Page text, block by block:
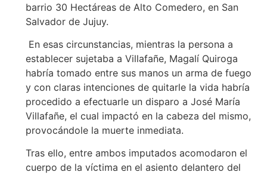
barrio 30 Hectáreas de Alto Comedero, en San
Salvador de Jujuy.
En esas circunstancias, mientras la persona a
establecer sujetaba a Villafañe, Magalí Quiroga
habría tomado entre sus manos un arma de fuego
y con claras intenciones de quitarle la vida habría
procedido a efectuarle un disparo a José María
Villafañe, el cual impactó en la cabeza del mismo,
provocándole la muerte inmediata.
Tras ello, entre ambos imputados acomodaron el
cuerpo de la víctima en el asiento delantero del